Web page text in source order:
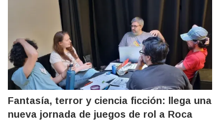
Fantasía, terror y ciencia ficción: llega una
nueva jornada de juegos de rol a Roca